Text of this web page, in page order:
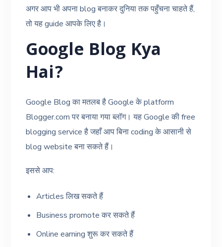
अगर आप भी अपना blog बनाकर दुनिया तक पहुँचना चाहते हैं,
तो यह guide आपके लिए है।
Google Blog Kya
Hai?
Google Blog का मतलब है Google के platform
Blogger.com पर बनाया गया ब्लॉग। यह Google की free
blogging service है जहाँ आप बिना coding के आसानी से
blog website बना सकते हैं।
इससे आप:
Articles लिख सकते हैं
Business promote कर सकते हैं
Online earning शुरू कर सकते हैं